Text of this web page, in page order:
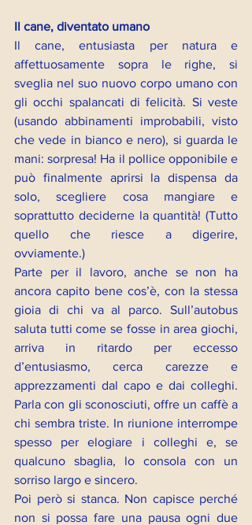
Il cane, diventato umano
Il cane, entusiasta per natura e
affettuosamente sopra le righe, si
sveglia nel suo nuovo corpo umano con
gli occhi spalancati di felicità. Si veste
(usando abbinamenti improbabili, visto
che vede in bianco e nero), si guarda le
mani: sorpresa! Ha il pollice opponibile e
può finalmente aprirsi la dispensa da
solo, scegliere cosa mangiare e
soprattutto deciderne la quantità! (Tutto
quello che riesce a digerire,
ovviamente.)
Parte per il lavoro, anche se non ha
ancora capito bene cos’è, con la stessa
gioia di chi va al parco. Sull’autobus
saluta tutti come se fosse in area giochi,
arriva in ritardo per eccesso
d’entusiasmo, cerca carezze e
apprezzamenti dal capo e dai colleghi.
Parla con gli sconosciuti, offre un caffè a
chi sembra triste. In riunione interrompe
spesso per elogiare i colleghi e, se
qualcuno sbaglia, lo consola con un
sorriso largo e sincero.
Poi però si stanca. Non capisce perché
non si possa fare una pausa ogni due